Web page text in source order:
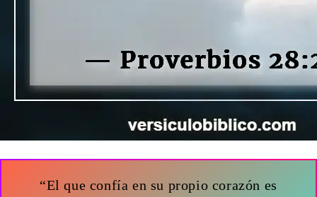
“El que confía en su propio corazón es